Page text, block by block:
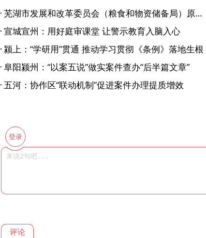
芜湖市发展和改革委员会（粮食和物资储备局）原党组成员、副主任（副局长）凤海飞严重违纪违法被开除党籍和公职
宣城宣州：用好庭审课堂 让警示教育入脑入心
颍上：“学研用”贯通 推动学习贯彻《条例》落地生根
阜阳颍州：“以案五说”做实案件查办“后半篇文章”
五河：协作区“联动机制”促进案件办理提质增效
登录
评论